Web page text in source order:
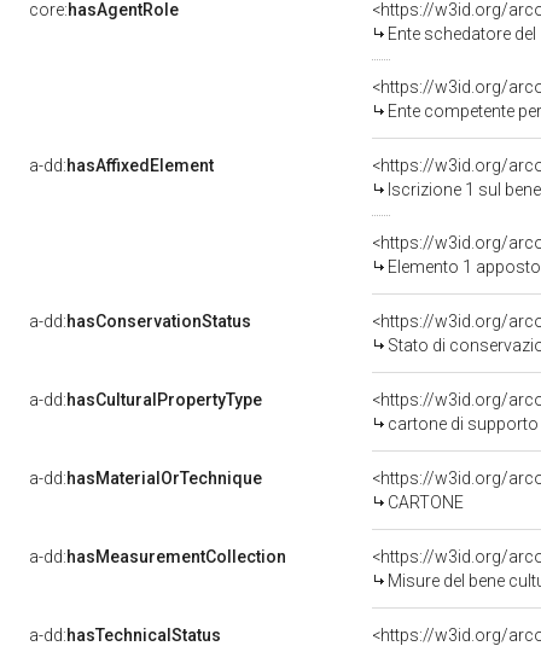
core:hasAgentRole
<https://w3id.org/
Ente schedatore
<https://w3id.org/
Ente competente per tutela
a-dd:hasAffixedElement
<https://w3id.org/
Iscrizione 1 sul
<https://w3id.org/
Elemento 1
a-dd:hasConservationStatus
<https://w3id.org/
Stato di
a-dd:hasCulturalPropertyType
<https://w3id.org/
cartone di supporto
a-dd:hasMaterialOrTechnique
<https://w3id.org/
CARTONE
a-dd:hasMeasurementCollection
<https://w3id.org/
Misure del bene
a-dd:hasTechnicalStatus
<https://w3id.org/